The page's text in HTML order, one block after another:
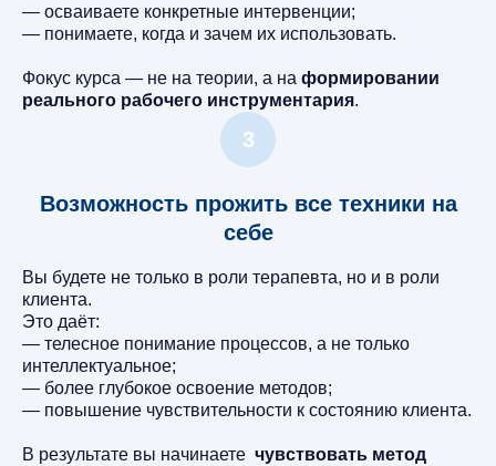
— осваиваете конкретные интервенции;
— понимаете, когда и зачем их использовать.
Фокус курса — не на теории, а на формировании
реального рабочего инструментария.
Возможность прожить все техники на
себе
Вы будете не только в роли терапевта, но и в роли
клиента.
Это даёт:
— телесное понимание процессов, а не только
интеллектуальное;
— более глубокое освоение методов;
— повышение чувствительности к состоянию клиента.
В результате вы начинаете чувствовать метод